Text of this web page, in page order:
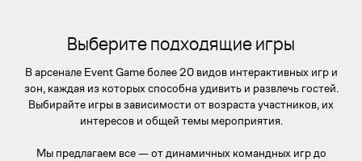
Выберите подходящие игры
В арсенале Event Game более 20 видов интерактивных игр и
зон, каждая из которых способна удивить и развлечь гостей.
Выбирайте игры в зависимости от возраста участников, их
интересов и общей темы мероприятия.
Мы предлагаем все — от динамичных командных игр до